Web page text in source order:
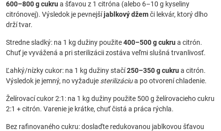
600–800 g cukru a šťavou z 1 citróna (alebo 6–10 g kyseliny
citrónovej). Výsledok je pevnejšíjablkový džemči lekvár, ktorý dlho
drží tvar.
Stredne sladký: na 1 kg dužiny použite400–500 g cukru a citrón.
Chuť je vyvážená a pri sterilizácii zostáva veľmi slušná trvanlivosť.
Ľahký/nízky cukor: na 1 kg dužiny stačí250–350 g cukru a citrón.
Výsledok je jemný, no vyžaduje sterilizáciua po otvorení chladenie.
Želírovací cukor 2:1: na 1 kg dužiny použite 500 g želírovacieho cukru
2:1 + citrón. Varenie je krátke, chuť čistá a práca rýchla.
Bez rafinovaného cukru: doslaďte redukovanou jablkovou šťavou